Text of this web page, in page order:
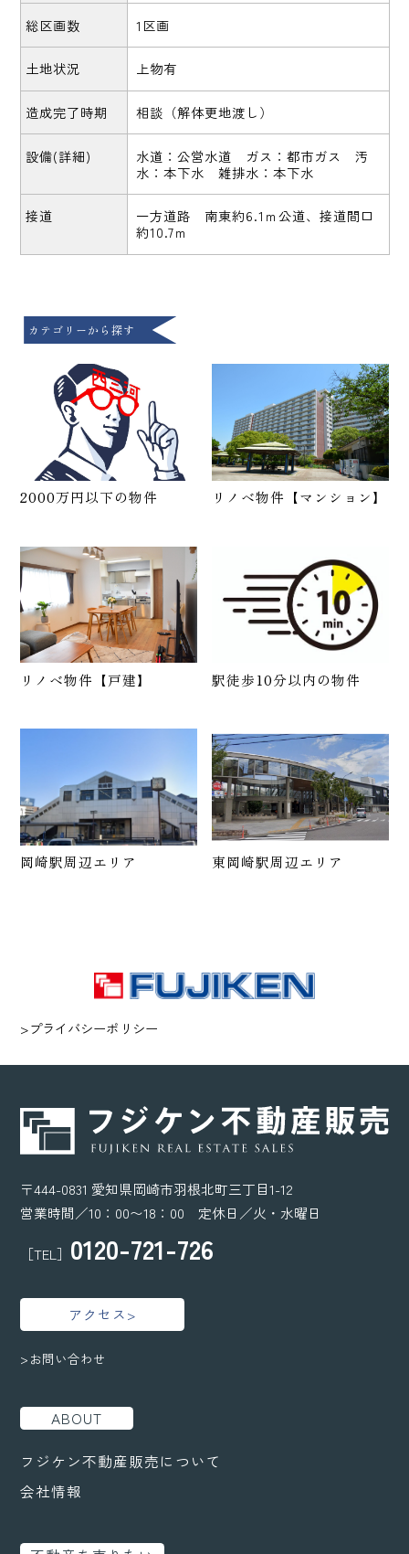
総区画数 1区画
土地状況 上物有
造成完了時期 相談（解体更地渡し）
設備(詳細)
水道：公営水道 ガス：都市ガス 汚
水：本下水 雑排水：本下水
接道
一方道路 南東約6.1ｍ公道、接道間口
約10.7ｍ
カテゴリーから探す
2000万円以下の物件 リノベ物件【マンション】
リノベ物件【戸建】 駅徒歩10分以内の物件
岡崎駅周辺エリア 東岡崎駅周辺エリア
>プライバシーポリシー
〒444-0831 愛知県岡崎市羽根北町三丁目1-12
営業時間／10：00〜18：00 定休日／火・水曜日
［TEL］ 0120-721-726
アクセス>
>お問い合わせ
ABOUT
フジケン不動産販売について
会社情報